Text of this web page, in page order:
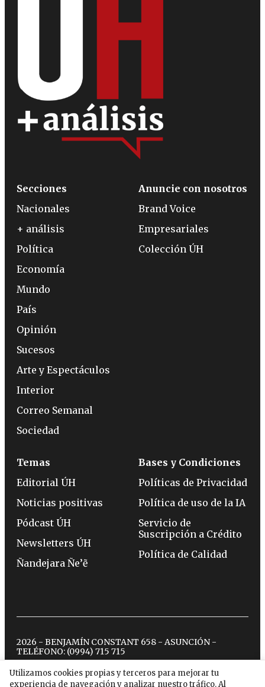
Utilizamos cookies propias y terceros para mejorar tu
experiencia de navegación y analizar nuestro tráfico. Al
Secciones
Nacionales
+ análisis
Política
Economía
Mundo
País
Opinión
Sucesos
Arte y Espectáculos
Interior
Correo Semanal
Sociedad
Anuncie con nosotros
Brand Voice
Empresariales
Colección ÚH
Temas
Editorial ÚH
Noticias positivas
Pódcast ÚH
Newsletters ÚH
Ñandejara Ñe’ẽ
Bases y Condiciones
Políticas de Privacidad
Política de uso de la IA
Servicio de
Suscripción a Crédito
Política de Calidad
2026 - BENJAMÍN CONSTANT 658 - ASUNCIÓN -
TELÉFONO: (0994) 715 715